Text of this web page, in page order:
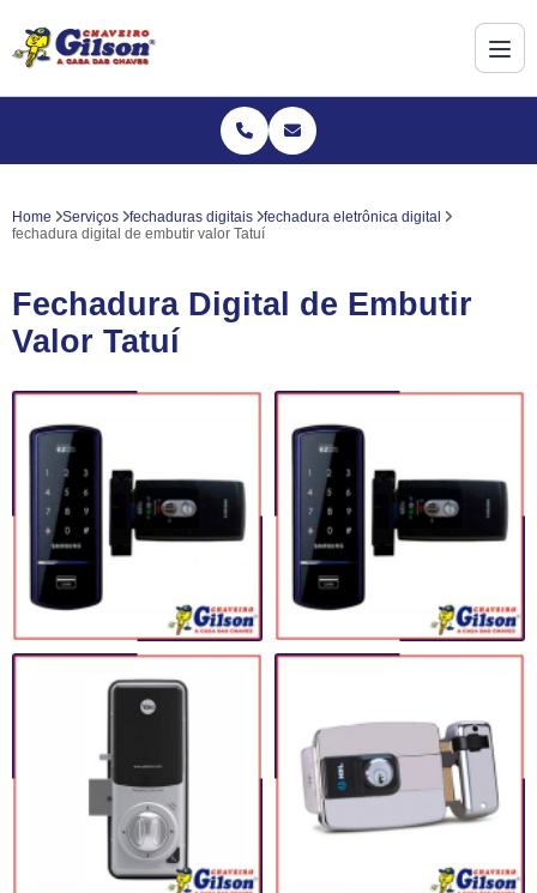
Home Serviços fechaduras digitais
fechadura eletrônica digital
fechadura digital de embutir valor Tatuí
Fechadura Digital de Embutir
Valor Tatuí